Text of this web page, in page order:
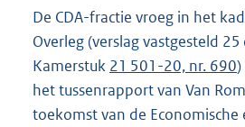
De CDA-fractie vroeg in het
Overleg (verslag vastgesteld
Kamerstuk 21 501-20, nr. 690
het tussenrapport van Van
toekomst van de